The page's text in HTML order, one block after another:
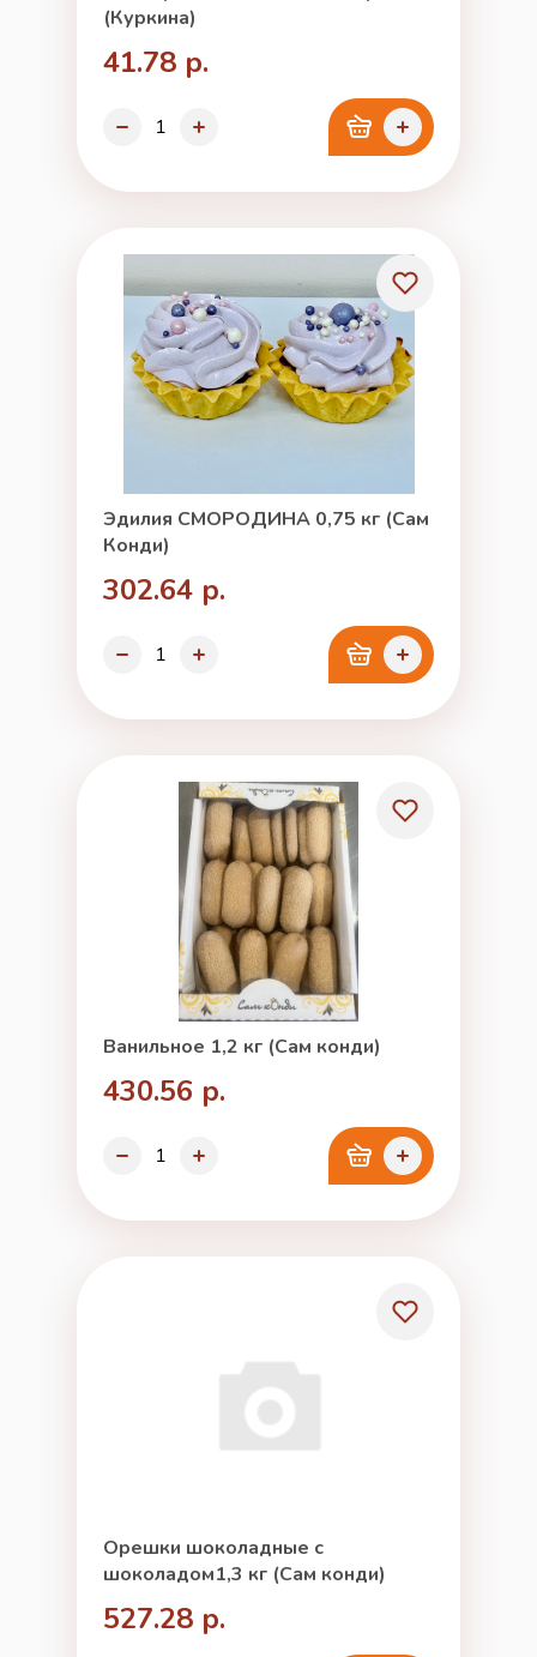
(Куркина)
41.78 р.
Эдилия СМОРОДИНА 0,75 кг (Сам
Конди)
302.64 р.
Ванильное 1,2 кг (Сам конди)
430.56 р.
Орешки шоколадные с
шоколадом1,3 кг (Сам конди)
527.28 р.